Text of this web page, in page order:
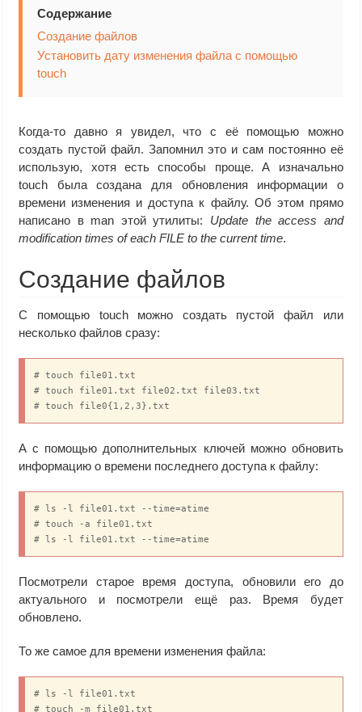
Содержание
Создание файлов
Установить дату изменения файла с помощью
touch
Когда-то давно я увидел, что с её помощью можно
создать пустой файл. Запомнил это и сам постоянно её
использую, хотя есть способы проще. А изначально
touch была создана для обновления информации о
времени изменения и доступа к файлу. Об этом прямо
написано в man этой утилиты: Update the access and
modification times of each FILE to the current time.
Создание файлов
С помощью touch можно создать пустой файл или
несколько файлов сразу:
# touch file01.txt
# touch file01.txt file02.txt file03.txt
# touch file0{1,2,3}.txt
А с помощью дополнительных ключей можно обновить
информацию о времени последнего доступа к файлу:
# ls -l file01.txt --time=atime
# touch -a file01.txt
# ls -l file01.txt --time=atime
Посмотрели старое время доступа, обновили его до
актуального и посмотрели ещё раз. Время будет
обновлено.
То же самое для времени изменения файла:
# ls -l file01.txt
# touch -m file01.txt